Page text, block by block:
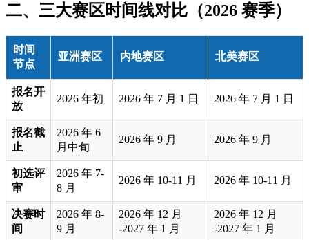
二、三大赛区时间线对比（2026 赛季）
时间
节点
亚洲赛区 内地赛区 北美赛区
报名开
放
2026 年初 2026 年 7 月 1 日 2026 年 7 月 1 日
报名截
止
2026 年 6
月中旬
2026 年 9 月 2026 年 9 月
初选评
审
2026 年 7-
8 月
2026 年 10-11 月 2026 年 10-11 月
决赛时
间
2026 年 8-
9 月
2026 年 12 月
-2027 年 1 月
2026 年 12 月
-2027 年 1 月